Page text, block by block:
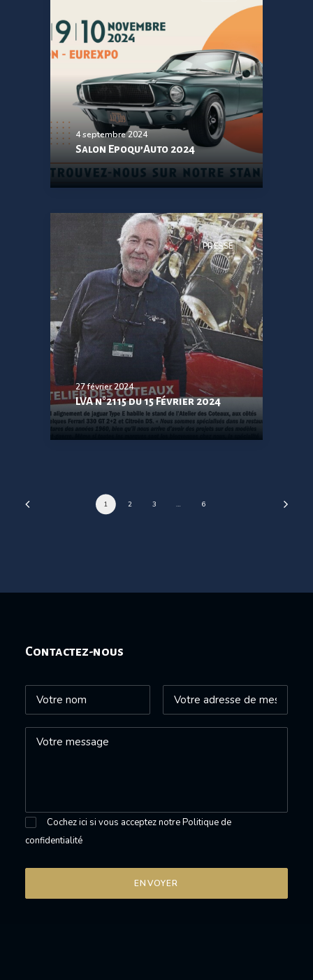
4 septembre 2024
Salon Epoqu’Auto 2024
PRESSE
27 février 2024
LVA n°2115 du 15 Février 2024
1 2 3 … 6
Contactez-nous
Cochez ici si vous acceptez notrePolitique de
confidentialité